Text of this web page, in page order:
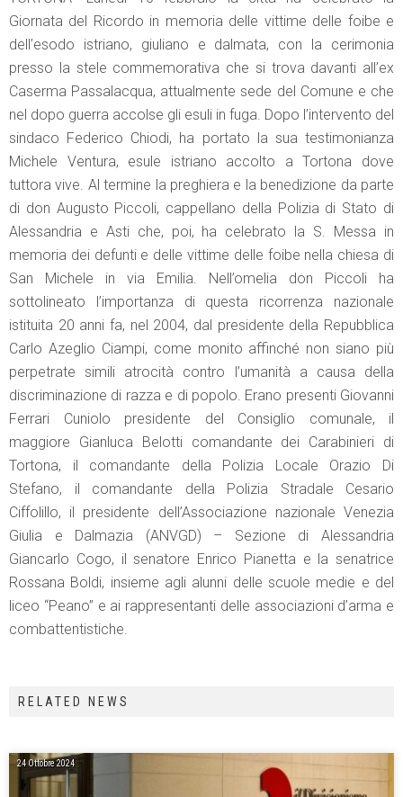
Giornata del Ricordo in memoria delle vittime delle foibe e
dell’esodo istriano, giuliano e dalmata, con la cerimonia
presso la stele commemorativa che si trova davanti all’ex
Caserma Passalacqua, attualmente sede del Comune e che
nel dopo guerra accolse gli esuli in fuga. Dopo l’intervento del
sindaco Federico Chiodi, ha portato la sua testimonianza
Michele Ventura, esule istriano accolto a Tortona dove
tuttora vive. Al termine la preghiera e la benedizione da parte
di don Augusto Piccoli, cappellano della Polizia di Stato di
Alessandria e Asti che, poi, ha celebrato la S. Messa in
memoria dei defunti e delle vittime delle foibe nella chiesa di
San Michele in via Emilia. Nell’omelia don Piccoli ha
sottolineato l’importanza di questa ricorrenza nazionale
istituita 20 anni fa, nel 2004, dal presidente della Repubblica
Carlo Azeglio Ciampi, come monito affinché non siano più
perpetrate simili atrocità contro l’umanità a causa della
discriminazione di razza e di popolo. Erano presenti Giovanni
Ferrari Cuniolo presidente del Consiglio comunale, il
maggiore Gianluca Belotti comandante dei Carabinieri di
Tortona, il comandante della Polizia Locale Orazio Di
Stefano, il comandante della Polizia Stradale Cesario
Ciffolillo, il presidente dell’Associazione nazionale Venezia
Giulia e Dalmazia (ANVGD) – Sezione di Alessandria
Giancarlo Cogo, il senatore Enrico Pianetta e la senatrice
Rossana Boldi, insieme agli alunni delle scuole medie e del
liceo “Peano” e ai rappresentanti delle associazioni d’arma e
combattentistiche.
RELATED NEWS
24 Ottobre 2024